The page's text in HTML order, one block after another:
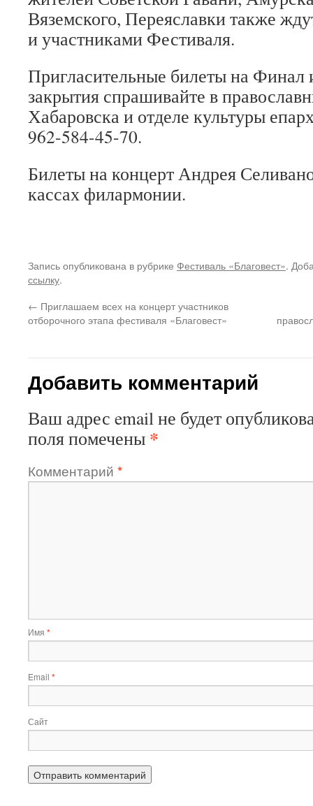
Вяземского, Переяславки также
и участниками Фестиваля.
Пригласительные билеты на
закрытия спрашивайте в
Хабаровска и отделе культуры
962-584-45-70.
Билеты на концерт Андрея
кассах филармонии.
Запись опубликована в рубрике Фестиваль «Благовест».
ссылку.
← Приглашаем всех на концерт участников
отборочного этапа фестиваля «Благовест»
Добавить комментарий
Ваш адрес email не будет
поля помечены *
Комментарий *
Имя *
Email *
Сайт